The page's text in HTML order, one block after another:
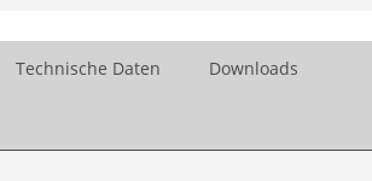
Technische Daten Downloads